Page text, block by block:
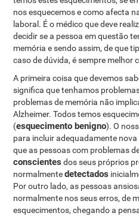
nos esquecemos e como afecta
laboral. É o médico que deve
decidir se a pessoa em questão
memória e sendo assim, de que
caso de dúvida, é sempre melhor
A primeira coisa que devemos
significa que tenhamos
problemas de memória não
Alzheimer. Todos temos
(esquecimento benigno). O
para incluir adequadamente
que as pessoas com problemas
conscientes dos seus próprios
normalmentedetectados
Por outro lado, as pessoas
normalmente nos seus erros, de
esquecimentos, chegando a